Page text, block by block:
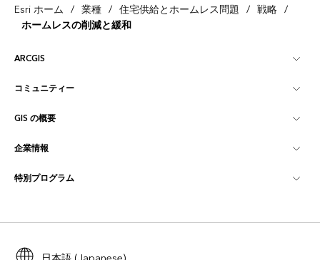
Esri ホーム / 業種 / 住宅供給とホームレス問題 / 戦略 /
ホームレスの削減と緩和
ARCGIS
ArcGIS の概要
マッピング
ArcGIS Online
コミュニティー
Esri Community
ArcGIS ブログ
ユーザー調査およびテスト
GIS の概要
GIS とは
ロケーション インテリジェンス
トレーニング
ArcUser
企業情報
Esri について
採用情報
特別プログラム
ArcGIS for Student Use